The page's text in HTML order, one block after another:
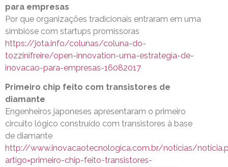
para empresas
Por que organizações tradicionais entraram em uma
simbiose com startups promissoras
https://jota.info/colunas/coluna-do-
tozzinifreire/open-innovation-uma-estrategia-de-
inovacao-para-empresas-16082017
Primeiro chip feito com transistores de
diamante
Engenheiros japoneses apresentaram o primeiro
circuito lógico construído com transistores à base
de diamante
http://www.inovacaotecnologica.com.br/noticias/
artigo=primeiro-chip-feito-transistores-